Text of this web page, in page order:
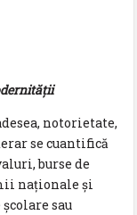
notorietate,
se cuantifică
burse de
naționale și
sau